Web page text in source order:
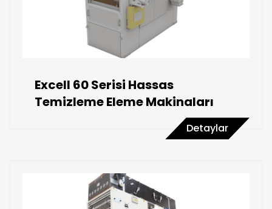
Excell 60 Serisi Hassas
Temizleme Eleme Makinaları
Detaylar